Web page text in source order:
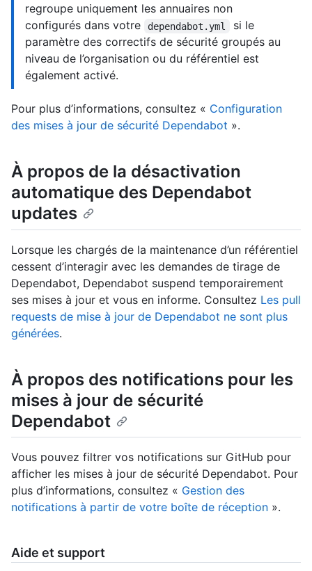
regroupe uniquement les annuaires non
configurés dans votre
dependabot.yml
si le
paramètre des correctifs de sécurité groupés au
niveau de l’organisation ou du référentiel est
également activé.
Pour plus d’informations, consultez « Configuration
des mises à jour de sécurité Dependabot ».
À propos de la désactivation
automatique des Dependabot
updates
Lorsque les chargés de la maintenance d’un référentiel
cessent d’interagir avec les demandes de tirage de
Dependabot, Dependabot suspend temporairement
ses mises à jour et vous en informe. Consultez Les pull
requests de mise à jour de Dependabot ne sont plus
générées.
À propos des notifications pour les
mises à jour de sécurité
Dependabot
Vous pouvez filtrer vos notifications sur GitHub pour
afficher les mises à jour de sécurité Dependabot. Pour
plus d’informations, consultez « Gestion des
notifications à partir de votre boîte de réception ».
Aide et support